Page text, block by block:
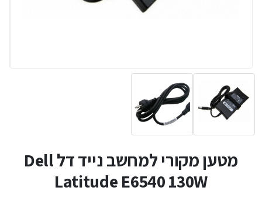
מטען מקורי למחשב נייד דל Dell
Latitude E6540 130W